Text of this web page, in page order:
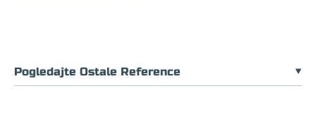
Pogledajte Ostale Reference